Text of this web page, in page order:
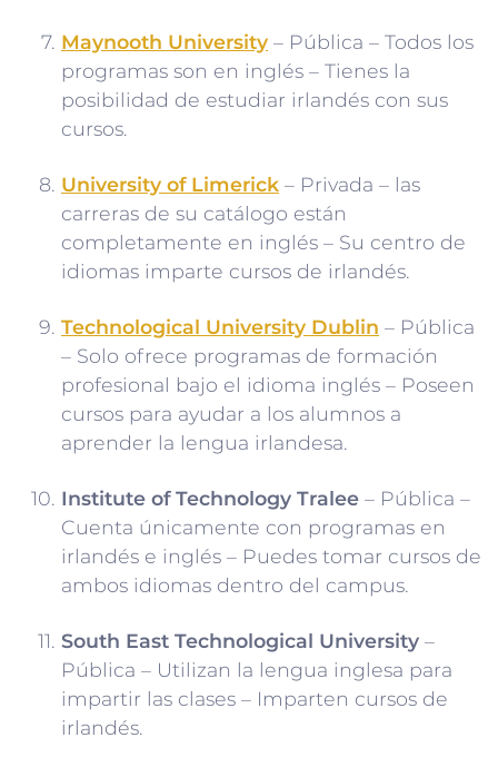
Maynooth University – Pública – Todos los
programas son en inglés – Tienes la
posibilidad de estudiar irlandés con sus
cursos.
University of Limerick – Privada – las
carreras de su catálogo están
completamente en inglés – Su centro de
idiomas imparte cursos de irlandés.
Technological University Dublin – Pública
– Solo ofrece programas de formación
profesional bajo el idioma inglés – Poseen
cursos para ayudar a los alumnos a
aprender la lengua irlandesa.
Institute of Technology Tralee – Pública –
Cuenta únicamente con programas en
irlandés e inglés – Puedes tomar cursos de
ambos idiomas dentro del campus.
South East Technological University –
Pública – Utilizan la lengua inglesa para
impartir las clases – Imparten cursos de
irlandés.